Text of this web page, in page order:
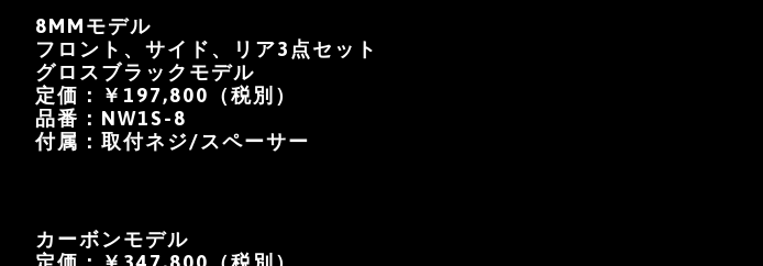
8MMモデル
フロント、サイド、リア3点セット
グロスブラックモデル
定価：￥197,800（税別）
品番：NW1S-8
付属：取付ネジ/スペーサー
カーボンモデル